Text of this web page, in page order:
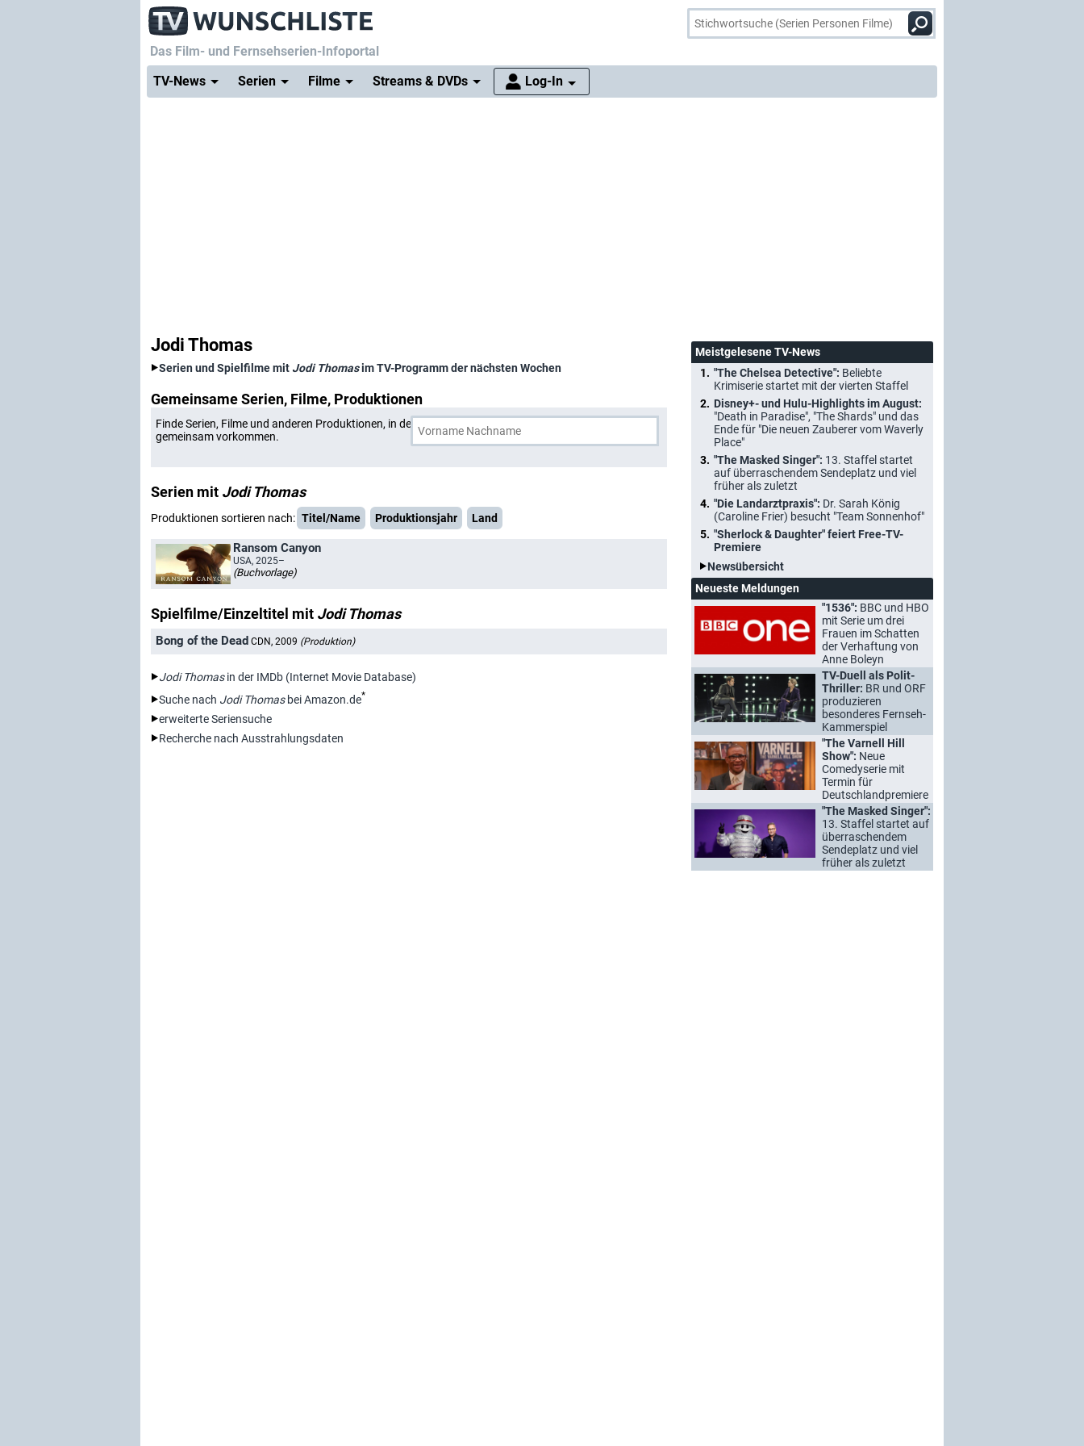
Das Film- und Fernsehserien-Infoportal
TV-News
Serien Filme Streams & DVDs Log-In
Jodi Thomas
Serien und Spielfilme mit Jodi Thomasim TV-Programm der nächsten Wochen
Gemeinsame Serien, Filme, Produktionen
Finde Serien, Filme und anderen Produktionen, in denen Jodi Thomas
gemeinsam vorkommen.
Serien mit Jodi Thomas
Produktionen sortieren nach: Titel/Name Produktionsjahr Land
Ransom Canyon
USA, 2025–
(Buchvorlage)
Spielfilme/Einzeltitel mit Jodi Thomas
Bong of the Dead CDN, 2009 (Produktion)
Jodi Thomasin der IMDb (Internet Movie Database)
Suche nach Jodi Thomasbei Amazon.de*
erweiterte Seriensuche
Recherche nach Ausstrahlungsdaten
Meistgelesene TV-News
"The Chelsea Detective": Beliebte
Krimiserie startet mit der vierten Staffel
Disney+- und Hulu-Highlights im August:
"Death in Paradise", "The Shards" und das
Ende für "Die neuen Zauberer vom Waverly
Place"
"The Masked Singer": 13. Staffel startet
auf überraschendem Sendeplatz und viel
früher als zuletzt
"Die Landarztpraxis": Dr. Sarah König
(Caroline Frier) besucht "Team Sonnenhof"
"Sherlock & Daughter" feiert Free-TV-
Premiere
Newsübersicht
Neueste Meldungen
"1536": BBC und HBO
mit Serie um drei
Frauen im Schatten
der Verhaftung von
Anne Boleyn
TV-Duell als Polit-
Thriller: BR und ORF
produzieren
besonderes Fernseh-
Kammerspiel
"The Varnell Hill
Show": Neue
Comedyserie mit
Termin für
Deutschlandpremiere
"The Masked Singer":
13. Staffel startet auf
überraschendem
Sendeplatz und viel
früher als zuletzt